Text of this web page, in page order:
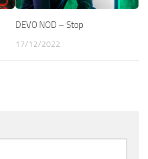
DEVO NOD – Stop
17/12/2022